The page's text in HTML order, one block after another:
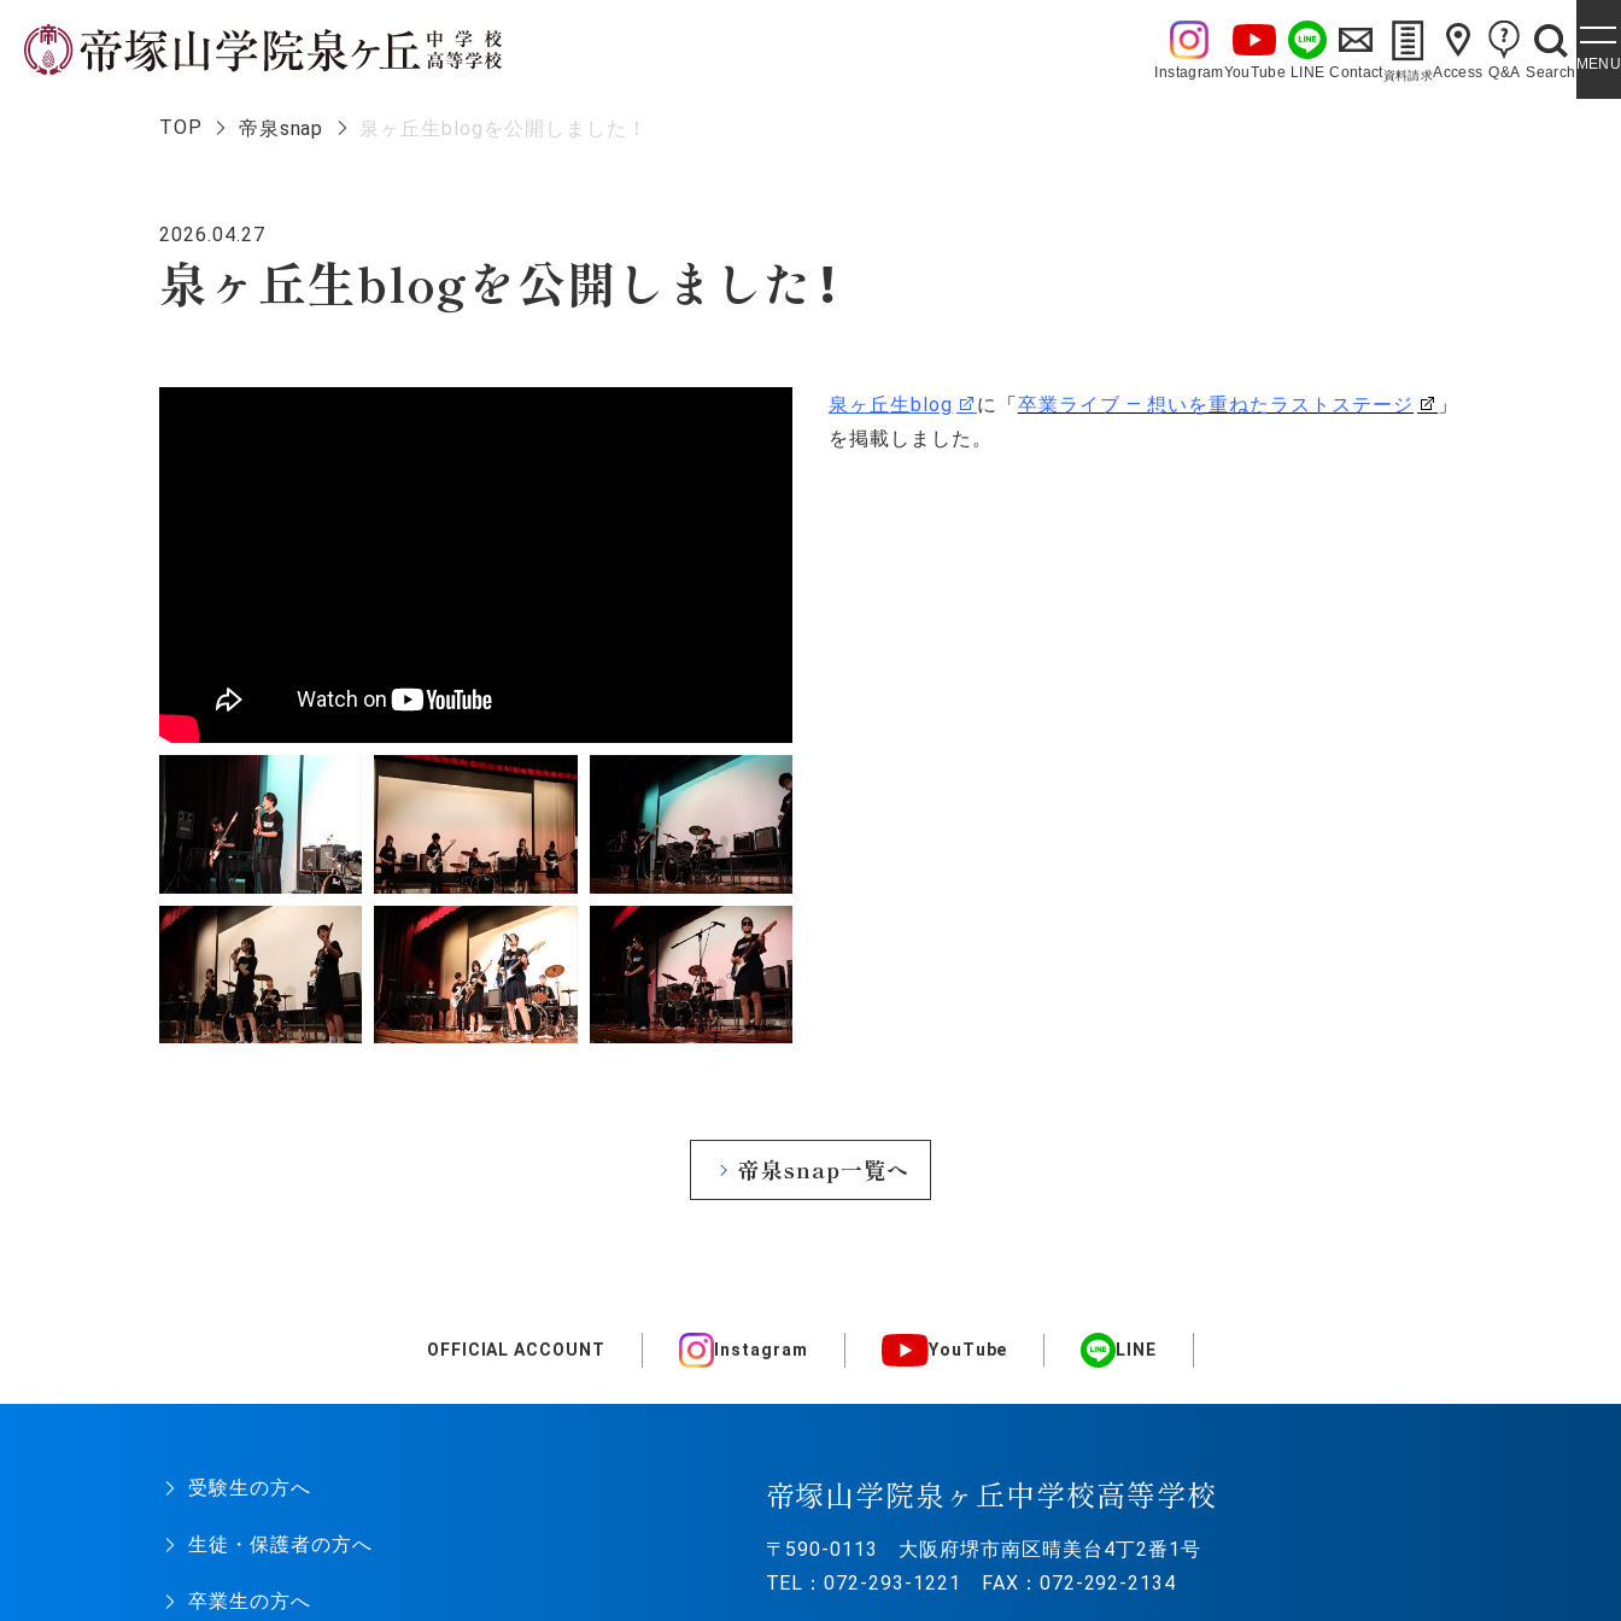
InstagramYouTube LINE Contact資料請求Access Q&A SearchMENU
学校長メッセージ
TOP 帝泉snap 泉ヶ丘生blogを公開しました！
2026.04.27
泉ヶ丘生blogを公開しました！
泉ヶ丘生blog に 「卒業ライブ ― 想いを重ねたラストステージ
」
を掲載しました。
帝泉snap一覧へ
OFFICIAL ACCOUNT Instagram YouTube LINE
受験生の方へ
生徒・保護者の方へ
卒業生の方へ
帝塚山学院泉ヶ丘中学校高等学校
〒590-0113 大阪府堺市南区晴美台4丁2番1号
TEL：072-293-1221 FAX：072-292-2134